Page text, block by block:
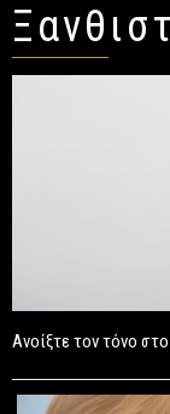
Ανοίξτε τον τόνο